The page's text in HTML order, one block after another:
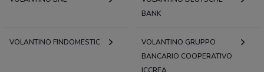
BANK
VOLANTINO FINDOMESTIC
VOLANTINO GRUPPO
BANCARIO COOPERATIVO
ICCREA